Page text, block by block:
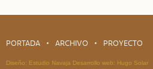
PORTADA ARCHIVO PROYECTO
Diseño: Estudio Navaja Desarrollo web: Hugo Solar